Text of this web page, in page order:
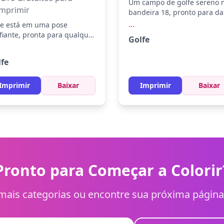
está em uma pose
pronta para qualquer
elegantes.
adicionar sombras
para dar profundidade ao
Baixar
Um campo de golfe sereno
bandeira 18, pronto para
o céu de azul claro. Adicione
...
Golfe
Imprimir Baixar
para Começar a
categorias ou encontre sua próxima